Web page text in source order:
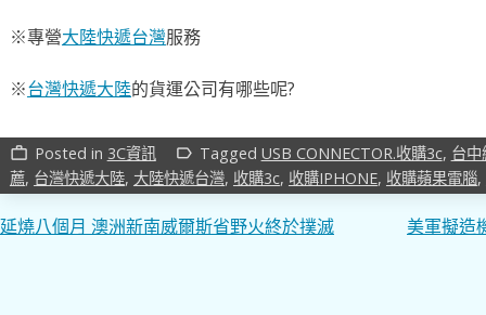
※專營大陸快遞台灣服務
※台灣快遞大陸的貨運公司有哪些呢?
work_outline Posted in 3C資訊 label_outline Tagged USB CONNECTOR.收購3c, 台
薦, 台灣快遞大陸, 大陸快遞台灣, 收購3c, 收購IPHONE, 收購蘋果電腦,
文
延燒八個月 澳洲新南威爾斯省野火終於撲滅 美軍擬造